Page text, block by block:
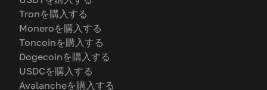
Tronを購入する
Moneroを購入する
Toncoinを購入する
Dogecoinを購入する
USDCを購入する
Avalancheを購入する